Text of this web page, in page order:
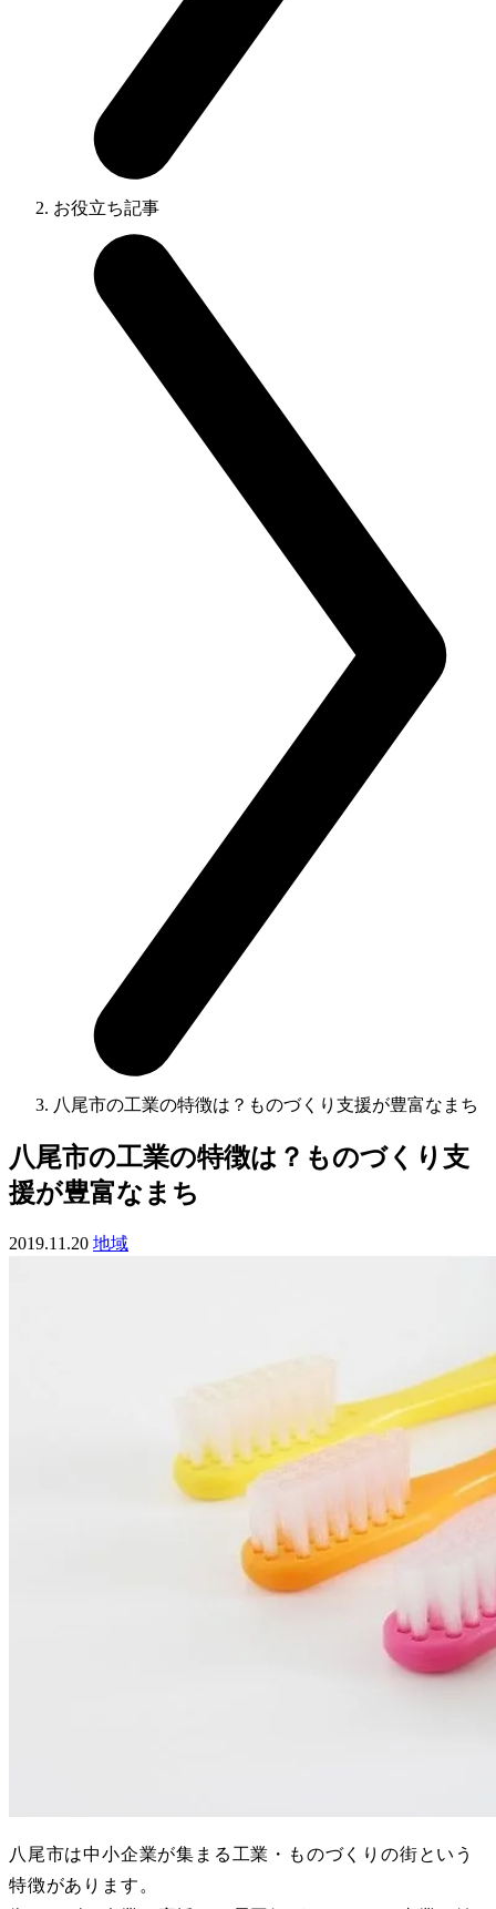
お役立ち記事
八尾市の工業の特徴は？ものづくり支援が豊富なまち
八尾市の工業の特徴は？ものづくり支
援が豊富なまち
2019.11.20 地域
八尾市は中小企業が集まる工業・ものづくりの街という
特徴があります。